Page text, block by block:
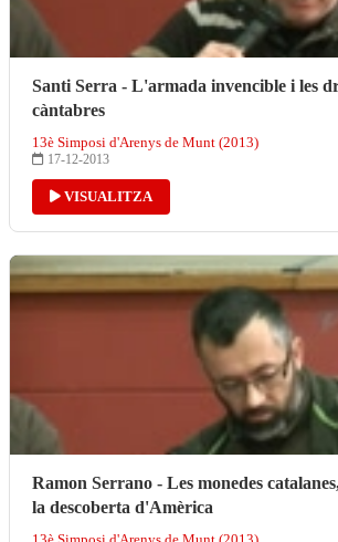
Santi Serra - L'armada invencible i les
càntabres
13è Simposi d'Arenys de Munt (2013)
17-12-2013
VISUALITZA
Ramon Serrano - Les monedes
la descoberta d'Amèrica